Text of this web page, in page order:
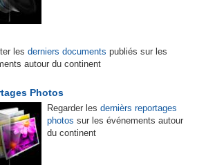
les derniers documents publiés sur les
autour du continent
Photos
Regarder les dernièrs reportages
photos sur les événements autour
du continent